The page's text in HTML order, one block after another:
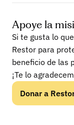
Apoye la
Si te gusta lo
Restor para
beneficio de las
¡Te lo
Donar a